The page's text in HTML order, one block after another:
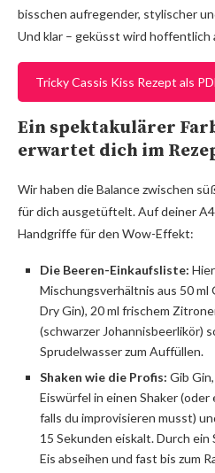
bisschen aufregender, stylischer
Und klar – geküsst wird hoffentlich
Tricky Cassis Kiss Rezept als
Ein spektakulärer
erwartet dich im
Wir haben die Balance zwischen
für dich ausgetüftelt. Auf deiner
Handgriffe für den Wow-Effekt:
Die Beeren-Einkaufsliste:
Mischungsverhältnis aus 50 ml
Dry Gin), 20 ml frischem
(schwarzer Johannisbeerlikör)
Sprudelwasser zum Auffüllen.
Shaken wie die Profis: Gib
Eiswürfel in einen Shaker (oder
falls du improvisieren musst)
15 Sekunden eiskalt. Durch ein
Eis abseihen und fast bis zum